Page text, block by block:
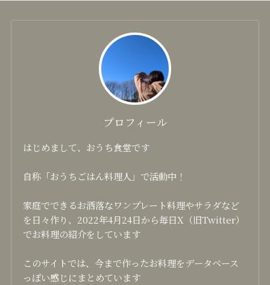
プロフィール
はじめまして、おうち食堂です
自称「おうちごはん料理人」で活動中！
家庭でできるお洒落なワンプレート料理やサラダなど
を日々作り、2022年4月24日から毎日X（旧Twitter）
でお料理の紹介をしています
このサイトでは、今まで作ったお料理をデータベース
っぽい感じにまとめています